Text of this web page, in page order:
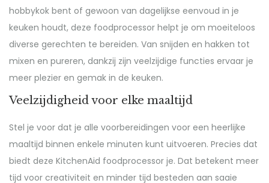
hobbykok bent of gewoon van dagelijkse eenvoud in je
keuken houdt, deze foodprocessor helpt je om moeiteloos
diverse gerechten te bereiden. Van snijden en hakken tot
mixen en pureren, dankzij zijn veelzijdige functies ervaar je
meer plezier en gemak in de keuken.
Veelzijdigheid voor elke maaltijd
Stel je voor dat je alle voorbereidingen voor een heerlijke
maaltijd binnen enkele minuten kunt uitvoeren. Precies dat
biedt deze KitchenAid foodprocessor je. Dat betekent meer
tijd voor creativiteit en minder tijd besteden aan saaie